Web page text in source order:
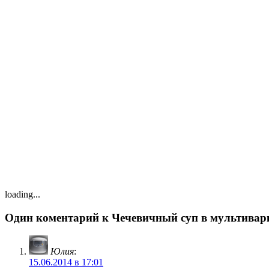
loading...
Один коментарий к Чечевичный суп в
Юлия:
15.06.2014 в 17:01